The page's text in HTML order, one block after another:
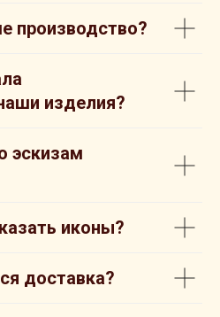
производство?
изделия?
эскизам
иконы?
доставка?